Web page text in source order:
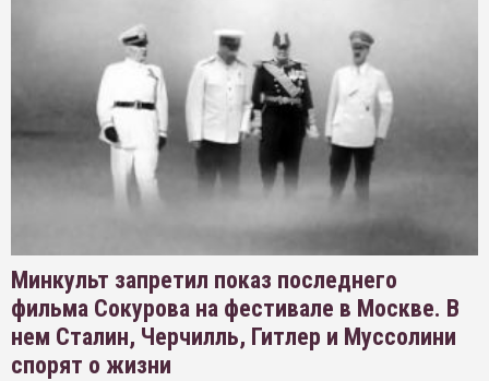
Минкульт запретил показ последнего
фильма Сокурова на фестивале в Москве. В
нем Сталин, Черчилль, Гитлер и Муссолини
спорят о жизни